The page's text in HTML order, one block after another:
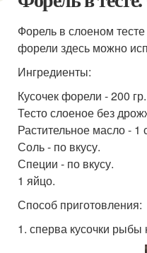
Форель в слоеном
форели здесь можно
Ингредиенты:
Кусочек форели - 200 гр.
Тесто слоеное без
Растительное масло - 1
Соль - по вкусу.
Специи - по вкусу.
1 яйцо.
Способ приготовления:
1. сперва кусочки